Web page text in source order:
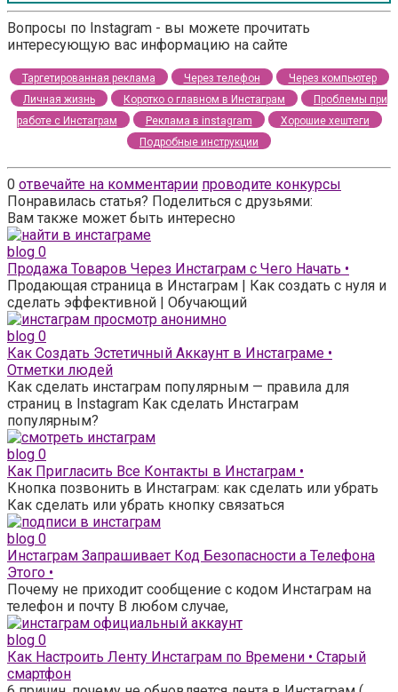
Вопросы по Instagram - вы можете прочитать
интересующую вас информацию на сайте
Таргетированная реклама Через телефон
Через компьютер
Личная жизнь
Коротко о главном в Инстаграм
Проблемы при
работе с Инстаграм
Реклама в instagram
Хорошие хештеги
Подробные инструкции
0 отвечайте на комментарии проводите конкурсы
Понравилась статья? Поделиться с друзьями:
Вам также может быть интересно
blog 0
Продажа Товаров Через Инстаграм с Чего Начать •
Продающая страница в Инстаграм | Как создать с нуля и
сделать эффективной | Обучающий
blog 0
Как Создать Эстетичный Аккаунт в Инстаграме •
Отметки людей
Как сделать инстаграм популярным — правила для
страниц в Instagram Как сделать Инстаграм
популярным?
blog 0
Как Пригласить Все Контакты в Инстаграм •
Кнопка позвонить в Инстаграм: как сделать или убрать
Как сделать или убрать кнопку связаться
blog 0
Инстаграм Запрашивает Код Безопасности а Телефона
Этого •
Почему не приходит сообщение с кодом Инстаграм на
телефон и почту В любом случае,
blog 0
Как Настроить Ленту Инстаграм по Времени • Старый
смартфон